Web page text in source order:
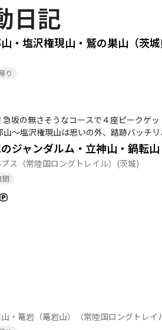
日記
・塩沢権現山・鷲の巣山（茨城
り
急坂の無さそうなコースで４座ピークゲ
ました😀 太郎山〜塩沢権現山は思いの外、踏跡バッ
ス（常陸国ロングトレイル） (茨城)
間
・篭岩（篭岩山）（常陸国ロングトレイ